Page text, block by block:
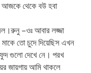
থেকে বউ হবা
–ওঃ আবার লজ্জা
তো চুদে দিয়েছিস এখন
গুলো দেখে নে। পরখ
জায়গায় আমি থাকলে